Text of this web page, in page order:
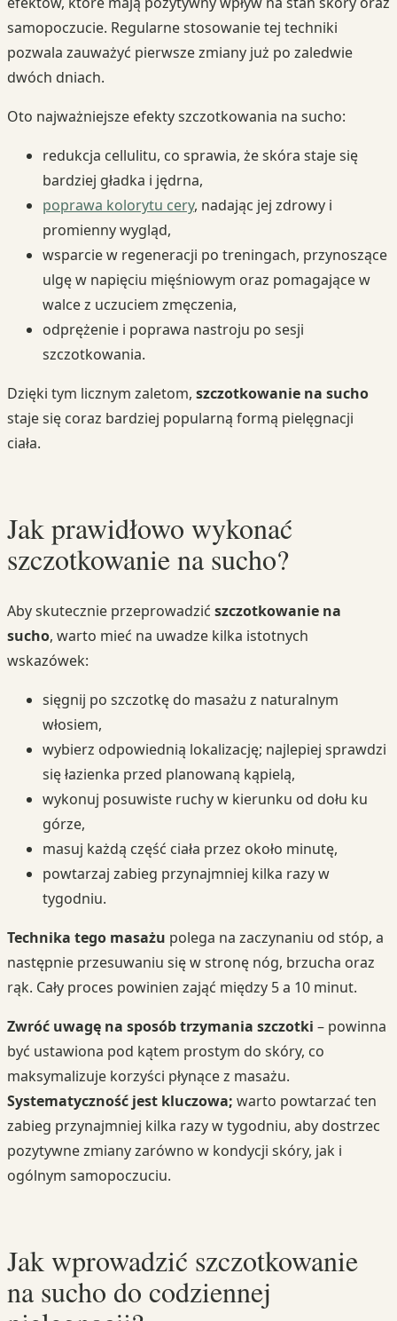
samopoczucie. Regularne stosowanie tej techniki
pozwala zauważyć pierwsze zmiany już po zaledwie
dwóch dniach.
Oto najważniejsze efekty szczotkowania na sucho:
redukcja cellulitu, co sprawia, że skóra staje się
bardziej gładka i jędrna,
poprawa kolorytu cery, nadając jej zdrowy i
promienny wygląd,
wsparcie w regeneracji po treningach, przynoszące
ulgę w napięciu mięśniowym oraz pomagające w
walce z uczuciem zmęczenia,
odprężenie i poprawa nastroju po sesji
szczotkowania.
Dzięki tym licznym zaletom, szczotkowanie na sucho
staje się coraz bardziej popularną formą pielęgnacji
ciała.
Jak prawidłowo wykonać
szczotkowanie na sucho?
Aby skutecznie przeprowadzić szczotkowanie na
sucho, warto mieć na uwadze kilka istotnych
wskazówek:
sięgnij po szczotkę do masażu z naturalnym
włosiem,
wybierz odpowiednią lokalizację; najlepiej sprawdzi
się łazienka przed planowaną kąpielą,
wykonuj posuwiste ruchy w kierunku od dołu ku
górze,
masuj każdą część ciała przez około minutę,
powtarzaj zabieg przynajmniej kilka razy w
tygodniu.
Technika tego masażu polega na zaczynaniu od stóp, a
następnie przesuwaniu się w stronę nóg, brzucha oraz
rąk. Cały proces powinien zająć między 5 a 10 minut.
Zwróć uwagę na sposób trzymania szczotki – powinna
być ustawiona pod kątem prostym do skóry, co
maksymalizuje korzyści płynące z masażu.
Systematyczność jest kluczowa; warto powtarzać ten
zabieg przynajmniej kilka razy w tygodniu, aby dostrzec
pozytywne zmiany zarówno w kondycji skóry, jak i
ogólnym samopoczuciu.
Jak wprowadzić szczotkowanie
na sucho do codziennej